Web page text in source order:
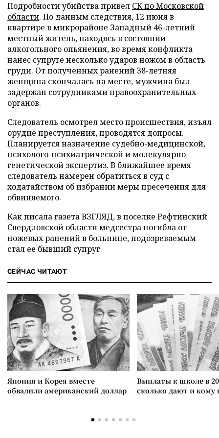
Подробности убийства привел СК по Московской
области. По данным следствия, 12 июня в
квартире в микрорайоне Западный 46-летний
местный житель, находясь в состоянии
алкогольного опьянения, во время конфликта
нанес супруге несколько ударов ножом в область
груди. От полученных ранений 38-летняя
женщина скончалась на месте, мужчина был
задержан сотрудниками правоохранительных
органов.
Следователь осмотрел место происшествия, изъял
орудие преступления, проводятся допросы.
Планируется назначение судебно-медицинской,
психолого-психиатрической и молекулярно-
генетической экспертиз. В ближайшее время
следователь намерен обратиться в суд с
ходатайством об избрании меры пресечения для
обвиняемого.
Как писала газета ВЗГЛЯД, в поселке Рефтинский
Свердловской области медсестрапогибла от
ножевых ранений в больнице, подозреваемым
стал ее бывший супруг.
СЕЙЧАС ЧИТАЮТ
Япония и Корея вместе
обвалили американский доллар
Выплаты к школе в
сколько дают и